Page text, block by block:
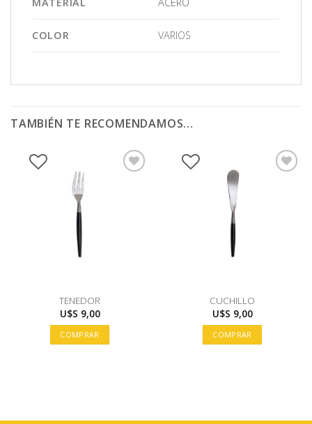
COLOR VARIOS
TAMBIÉN TE RECOMENDAMOS…
TENEDOR
U$S 9,00
COMPRAR
CUCHILLO
U$S 9,00
COMPRAR